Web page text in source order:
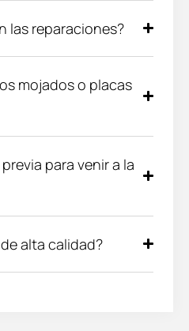
las reparaciones?
mojados o placas
para venir a la
alta calidad?